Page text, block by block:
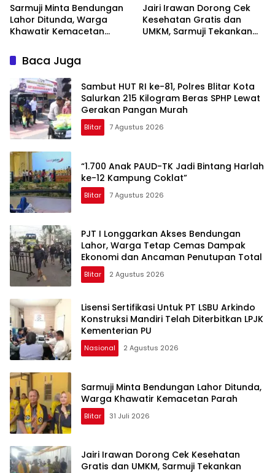
Sarmuji Minta Bendungan
Lahor Ditunda, Warga
Khawatir Kemacetan
Jairi Irawan Dorong Cek
Kesehatan Gratis dan
UMKM, Sarmuji Tekankan
Baca Juga
Sambut HUT RI ke-81, Polres Blitar Kota
Salurkan 215 Kilogram Beras SPHP Lewat
Gerakan Pangan Murah
Blitar 7 Agustus 2026
“1.700 Anak PAUD-TK Jadi Bintang Harlah
ke-12 Kampung Coklat”
Blitar 7 Agustus 2026
PJT I Longgarkan Akses Bendungan
Lahor, Warga Tetap Cemas Dampak
Ekonomi dan Ancaman Penutupan Total
Blitar 2 Agustus 2026
Lisensi Sertifikasi Untuk PT LSBU Arkindo
Konstruksi Mandiri Telah Diterbitkan LPJK
Kementerian PU
Nasional 2 Agustus 2026
Sarmuji Minta Bendungan Lahor Ditunda,
Warga Khawatir Kemacetan Parah
Blitar 31 Juli 2026
Jairi Irawan Dorong Cek Kesehatan
Gratis dan UMKM, Sarmuji Tekankan